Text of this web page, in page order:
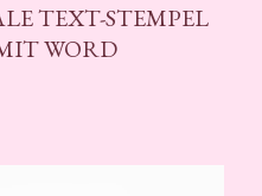
TEXT-STEMPEL
WORD